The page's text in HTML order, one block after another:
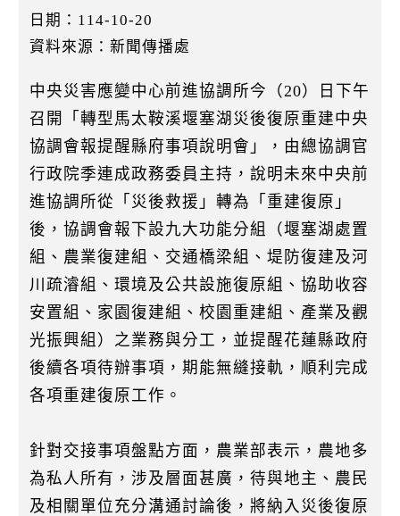
日期：114-10-20
資料來源：新聞傳播處
中央災害應變中心前進協調所今（20）日下午
召開「轉型馬太鞍溪堰塞湖災後復原重建中央
協調會報提醒縣府事項說明會」，由總協調官
行政院季連成政務委員主持，說明未來中央前
進協調所從「災後救援」轉為「重建復原」
後，協調會報下設九大功能分組（堰塞湖處置
組、農業復建組、交通橋梁組、堤防復建及河
川疏濬組、環境及公共設施復原組、協助收容
安置組、家園復建組、校園重建組、產業及觀
光振興組）之業務與分工，並提醒花蓮縣政府
後續各項待辦事項，期能無縫接軌，順利完成
各項重建復原工作。
針對交接事項盤點方面，農業部表示，農地多
為私人所有，涉及層面甚廣，待與地主、農民
及相關單位充分溝通討論後，將納入災後復原